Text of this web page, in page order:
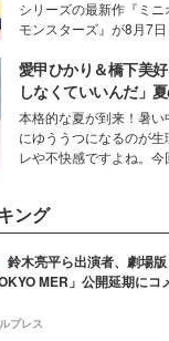
技術を、花王が構築した
だけじゃない“友情と
動
シリーズの最新作『ミニ
モンスターズ』が8月7
ニオン好き”という共通点
デルの宮城舞と島村雄大
談をお届け！それぞれの
ら、今作ならではの魅力
の感動をもたらす奥深い
ーについて熱く語り合っ
愛甲ひかり＆橋下美
しなくていいんだ」
対策”の新しい選択肢
本格的な夏が到来！暑い
にゆううつになるのが生
レや不快感ですよね。今
好さんを迎えて本音で女
ク。猛暑のお出かけを快
すヒントや、2人が感動し
生理の新常識にも迫りま
ング
鈴木亮平ら出演者、劇場版
MER」公開延期にコ
敬意とエールを」
プレス